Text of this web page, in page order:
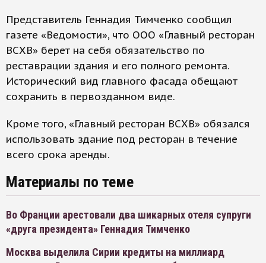
Представитель Геннадия Тимченко сообщил
газете «Ведомости», что ООО «Главный ресторан
ВСХВ» берет на себя обязательство по
реставрации здания и его полного ремонта.
Исторический вид главного фасада обещают
сохранить в первозданном виде.
Кроме того, «Главный ресторан ВСХВ» обязался
использовать здание под ресторан в течение
всего срока аренды.
Материалы по теме
Во Франции арестовали два шикарных отеля супруги
«друга президента» Геннадия Тимченко
Москва выделила Сирии кредиты на миллиард